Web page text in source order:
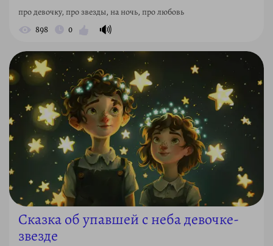
про девочку, про звезды, на ночь, про любовь
898 0 🔊
Сказка об упавшей с неба девочке-
звезде